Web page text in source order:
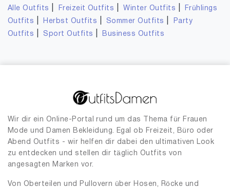
Alle Outfits Freizeit Outfits |Winter Outfits
Frühlings
Outfits
Herbst Outfits Sommer Outfits
Party
Outfits
Sport Outfits Business Outfits
Wir dir ein Online-Portal rund um das Thema für Frauen
Mode und Damen Bekleidung. Egal ob Freizeit, Büro oder
Abend Outfits - wir helfen dir dabei den ultimativen Look
zu entdecken und stellen dir täglich Outfits von
angesagten Marken vor.
Von Oberteilen und Pullovern über Hosen, Röcke und